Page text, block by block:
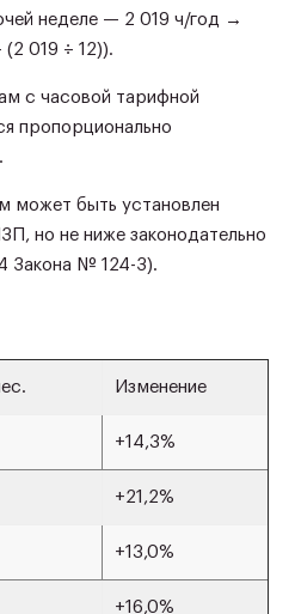
неделе — 2 019 ч/год →
019 ÷ 12)).
с часовой тарифной
пропорционально
может быть установлен
но не ниже законодательно
Закона № 124-З).
Изменение
+14,3%
+21,2%
+13,0%
+16,0%